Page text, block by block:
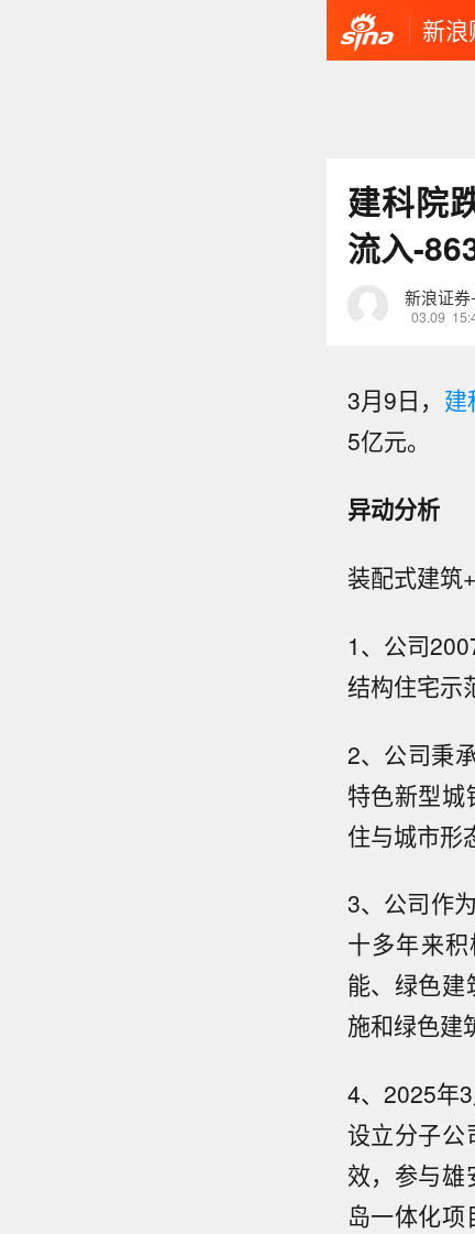
新
建科院
流入-
新浪证
03.09
3月9日， 建
5亿元。
异动分析
装配式建筑
1、公司
结构住宅示
2、公司秉
特色新型
住与城市形
3、公司作
十多年来
能、绿色
施和绿色建
4、2025年
设立分子公
效，参与
岛一体化